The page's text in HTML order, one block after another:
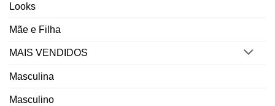
Looks
Mãe e Filha
MAIS VENDIDOS
Masculina
Masculino